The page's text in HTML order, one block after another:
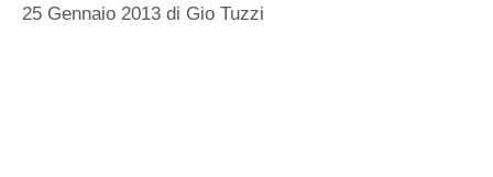
25 Gennaio 2013 di Gio Tuzzi